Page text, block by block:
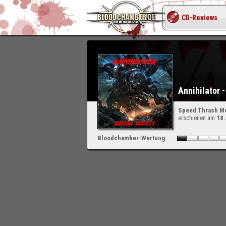
Annihilator
Speed Thrash
erschienen am
Bloodchamber-Wertung:
CD-Reviews